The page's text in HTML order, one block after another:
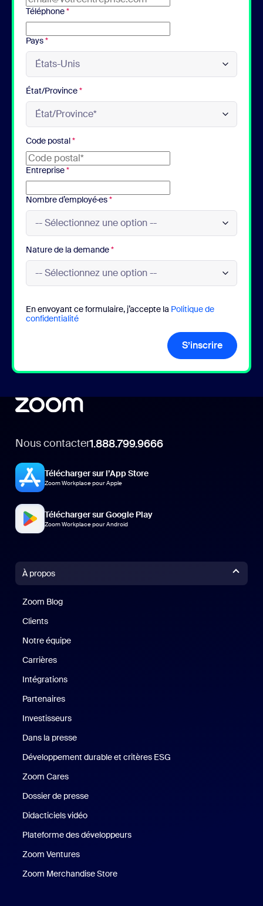
Téléphone*
Pays*
État/Province*
Code postal*
Entreprise*
Nombre d’employé·es*
Nature de la demande*
En envoyant ce formulaire, j’accepte la Politique de
confidentialité
S’inscrire
Nous contacter1.888.799.9666
Télécharger sur l’App Store
Zoom Workplace pour Apple
Télécharger sur Google Play
Zoom Workplace pour Android
À propos
Zoom Blog
Clients
Notre équipe
Carrières
Intégrations
Partenaires
Investisseurs
Dans la presse
Développement durable et critères ESG
Zoom Cares
Dossier de presse
Didacticiels vidéo
Plateforme des développeurs
Zoom Ventures
Zoom Merchandise Store